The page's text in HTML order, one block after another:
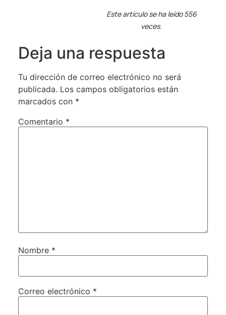
Este artículo se ha leído 556
veces.
Deja una respuesta
Tu dirección de correo electrónico no será
publicada. Los campos obligatorios están
marcados con *
Comentario *
Nombre *
Correo electrónico *